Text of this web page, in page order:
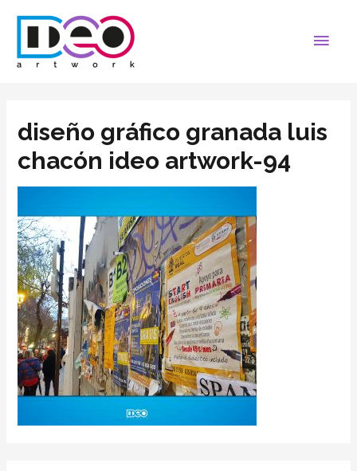
diseño gráfico granada luis
chacón ideo artwork-94